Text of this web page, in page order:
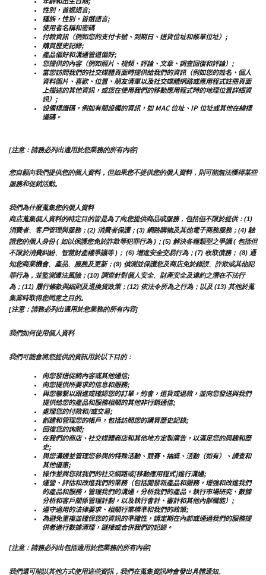
性別，首選語言;
種族，性別，首選語言;
使用者名稱和密碼
付款資訊（例如您的支付卡號、到期日、送貨位址和帳單位址）;
購買歷史記錄;
產品偏好和溝通管道偏好;
您提供的內容（例如照片、視頻、評論、文章、調查回復和評論）;
當您訪問我們的社交媒體頁面時提供給我們的資訊（例如您的姓名、個人
資料圖片、喜歡、位置、朋友清單以及社交媒體網路或應用程式註冊頁面
上描述的其他資訊，或您在使用我們的移動應用程式時的地理位置詳細資
訊）;
設備標識碼，例如有關設備的資訊，如 MAC 位址、IP 位址或其他在線標
識碼。
[注意：請務必列出適用於您業務的所有內容]
您自願向我們提供您的個人資料，但如果您不提供您的個人資料，則可能無法獲得某些
服務和促銷活動。
我們為什麼蒐集您的個人資料
商店蒐集個人資料的特定目的皆是為了向您提供商品或服務，包括但不限於提供：(1)
消費者、客戶管理與服務；(2) 消費者保護；(3) 網路購物及其他電子商務服務；(4) 驗
證您的個人身份 ( 如以保護您免於詐欺等犯罪行為 )；(5) 解決各種類型之爭議 ( 包括但
不限於消費糾紛、智慧財產權爭議等 )； (6) 增進安全交易行為；(7) 收取債務； (8) 通
知您商業機會、產品、服務及更新；(9) 偵測並保護您及商店免於錯誤、詐欺或其他犯
罪行為，並監測遵法風險；(10) 調查針對個人安全、財產安全及違約之潛在不法行
為；(11) 履行條款與細則及退換貨政策；(12) 依法令所為之行為；以及 (13) 其他於蒐
集當時取得您同意之目的。
[注意：請務必列出適用於您業務的所有內容]
我們如何使用個人資料
我們可能會將您提供的資訊用於以下目的：
向您發送促銷內容或其他通信;
向您提供所要求的信息和服務;
與您聯繫以跟進或確認您的訂單，約會，退貨或退款，並向您發送與我們
提供給您的產品和服務相關的其他非行銷通信;
處理您的付款和/或交易;
創建和管理您的帳戶，包括訪問您的購買歷史記錄;
回復您的詢問;
在我們的商店、社交媒體商店和其他地方定製廣告，以滿足您的興趣和歷
史;
與您溝通並管理您參與的特殊活動、競賽、抽獎、活動（如有）、調查和
其他優惠;
操作並與您就我們的社交網路或[移動應用程式]進行溝通;
運營、評估和改進我們的業務（包括開發新產品和服務，增強和改進我們
的產品和服務，管理我們的溝通，分析我們的產品，執行市場研究、數據
分析和客戶關係管理計劃，以及執行會計、審計和其他內部職能）;
遵守適用的法律要求、相關行業標準和我們的政策;
為避免重複並確保您的資訊的準確性，請定期在內部或通過我們的服務提
供者進行數據清理，鏈接或合併我們的記錄。
[注意：請務必列出包括適用於您業務的所有內容]
我們還可能以其他方式使用這些資訊，我們在蒐集資訊時會發出具體通知。